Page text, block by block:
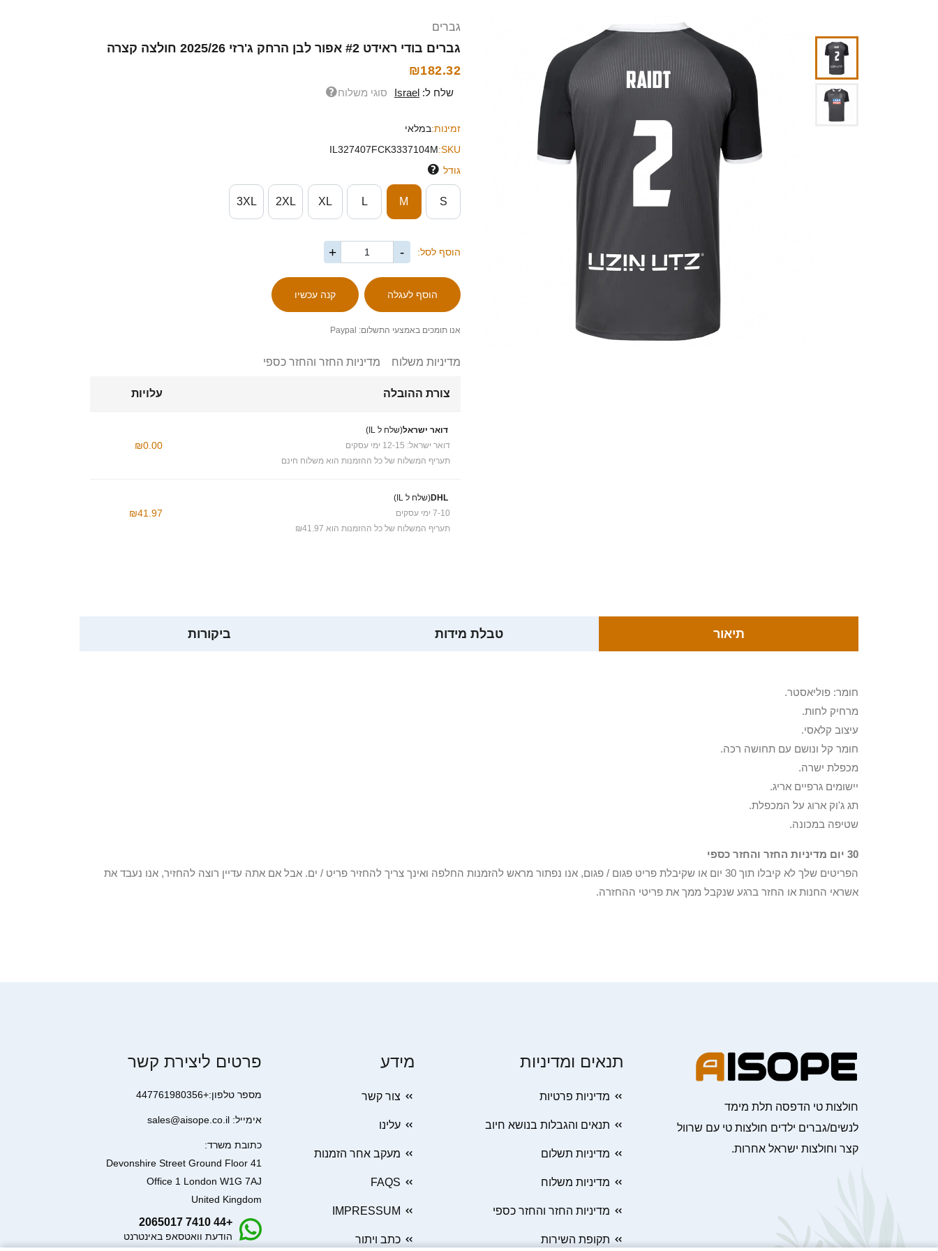
גברים
גברים בודי ראידט #2 אפור לבן הרחק ג'רזי 2025/26 חולצה קצרה
₪182.32
שלח ל: Israel סוגי משלוח
זמינות:במלאי
SKU:
IL327407FCK3337104M
גודל
S
M
L
XL
2XL
3XL
הוסף לסל: -
+
אנו תומכים באמצעי התשלום: Paypal
מדיניות משלוח מדיניות החזר והחזר כספי
צורת ההובלה עלויות
דואר ישראל(שלח ל IL)
דואר ישראל: 12-15 ימי עסקים
תעריף המשלוח של כל ההזמנות הוא משלוח חינם
₪0.00
DHL(שלח ל IL)
7-10 ימי עסקים
תעריף המשלוח של כל ההזמנות הוא ₪41.97
₪41.97
תיאור טבלת מידות ביקורות
חומר: פוליאסטר.
מרחיק לחות.
עיצוב קלאסי.
חומר קל ונושם עם תחושה רכה.
מכפלת ישרה.
יישומים גרפיים אריג.
תג ג'וק ארוג על המכפלת.
שטיפה במכונה.
30 יום מדיניות החזר והחזר כספי
הפריטים שלך לא קיבלו תוך 30 יום או שקיבלת פריט פגום / פגום, אנו נפתור מראש להזמנות החלפה ואינך צריך להחזיר פריט / ים. אבל אם אתה עדיין רוצה להחזיר, אנו נעבד את
אשראי החנות או החזר ברגע שנקבל ממך את פריטי ההחזרה.
חולצות טי הדפסה תלת מימד
לנשים/גברים ילדים חולצות טי עם שרוול
קצר וחולצות ישראל אחרות.
תנאים ומדיניות
מדיניות פרטיות
תנאים והגבלות בנושא חיוב
מדיניות תשלום
מדיניות משלוח
מדיניות החזר והחזר כספי
תקופת השירות
מידע
צור קשר
עלינו
מעקב אחר הזמנות
FAQS
IMPRESSUM
כתב ויתור
פרטים ליצירת קשר
מספר טלפון:+447761980356
אימייל: sales@aisope.co.il
כתובת משרד:
41 Devonshire Street Ground Floor
Office 1 London W1G 7AJ
United Kingdom
+44 7410 2065017
הודעת וואטסאפ באינטרנט